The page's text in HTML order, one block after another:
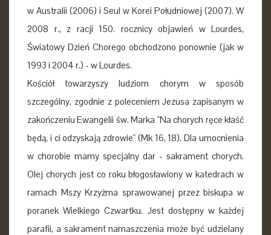
w Australii (2006) i Seul w Korei Południowej (2007). W
2008 r., z racji 150. rocznicy objawień w Lourdes,
Światowy Dzień Chorego obchodzono ponownie (jak w
1993 i 2004 r.) - w Lourdes.
Kościół towarzyszy ludziom chorym w sposób
szczególny, zgodnie z poleceniem Jezusa zapisanym w
zakończeniu Ewangelii św. Marka "Na chorych ręce kłaść
będą, i ci odzyskają zdrowie" (Mk 16, 18). Dla umocnienia
w chorobie mamy specjalny dar - sakrament chorych.
Olej chorych jest co roku błogosławiony w katedrach w
ramach Mszy Krzyżma sprawowanej przez biskupa w
poranek Wielkiego Czwartku. Jest dostępny w każdej
parafii, a sakrament namaszczenia może być udzielany